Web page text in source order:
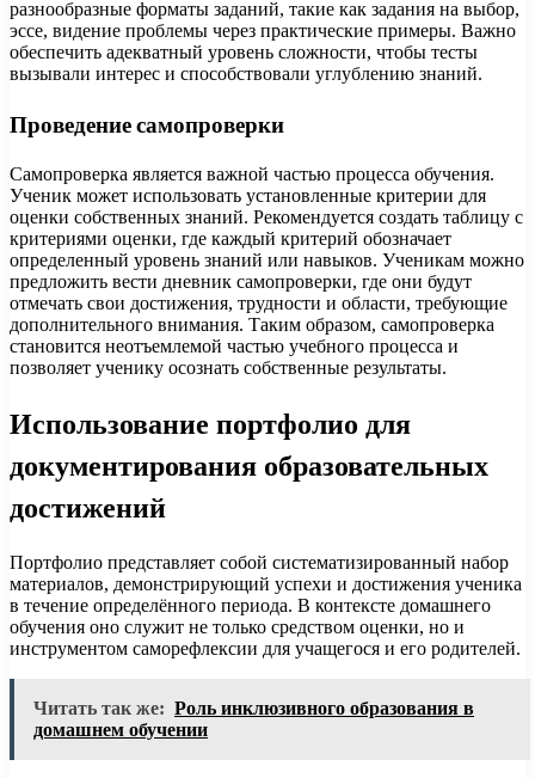
разнообразные форматы заданий, такие как задания на выбор,
эссе, видение проблемы через практические примеры. Важно
обеспечить адекватный уровень сложности, чтобы тесты
вызывали интерес и способствовали углублению знаний.
Проведение самопроверки
Самопроверка является важной частью процесса обучения.
Ученик может использовать установленные критерии для
оценки собственных знаний. Рекомендуется создать таблицу с
критериями оценки, где каждый критерий обозначает
определенный уровень знаний или навыков. Ученикам можно
предложить вести дневник самопроверки, где они будут
отмечать свои достижения, трудности и области, требующие
дополнительного внимания. Таким образом, самопроверка
становится неотъемлемой частью учебного процесса и
позволяет ученику осознать собственные результаты.
Использование портфолио для
документирования образовательных
достижений
Портфолио представляет собой систематизированный набор
материалов, демонстрирующий успехи и достижения ученика
в течение определённого периода. В контексте домашнего
обучения оно служит не только средством оценки, но и
инструментом саморефлексии для учащегося и его родителей.
Читать так же: Роль инклюзивного образования в
домашнем обучении